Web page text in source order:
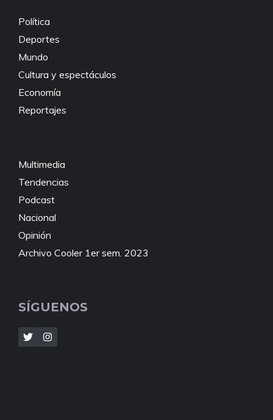
Política
Deportes
Mundo
Cultura y espectáculos
Economía
Reportajes
Multimedia
Tendencias
Podcast
Nacional
Opinión
Archivo Cooler 1er sem. 2023
SÍGUENOS